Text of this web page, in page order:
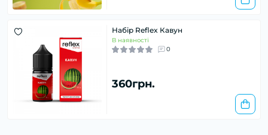
Набір Reflex Кавун
В наявності
0
360грн.